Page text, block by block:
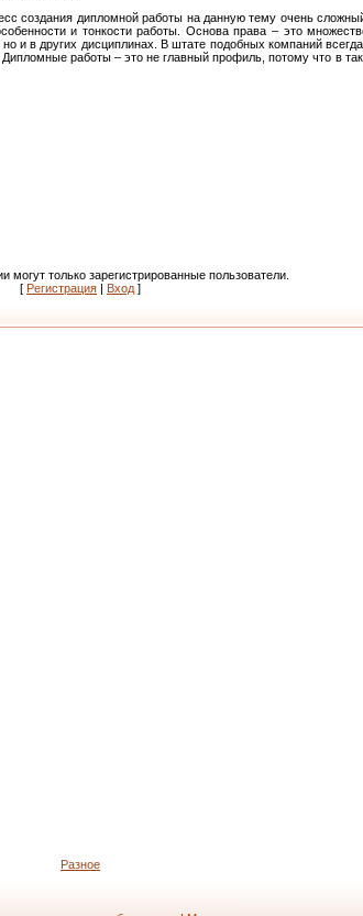
создания дипломной работы на данную тему очень
и тонкости работы. Основа права – это
и в других дисциплинах. В штате подобных компаний
работы – это не главный профиль, потому что в
могут только зарегистрированные пользователи.
[ Регистрация | Вход ]
Разное